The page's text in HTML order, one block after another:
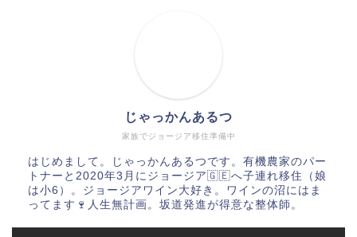
家族でジョージア移住準備中
じゃっかんあるつ
はじめまして。じゃっかんあるつです。有機農家のパー
トナーと2020年3月にジョージア🇬🇪へ子連れ移住（娘
は小6）。ジョージアワイン大好き。ワインの沼にはま
ってます🍷人生無計画。坂道発進が得意な整体師。